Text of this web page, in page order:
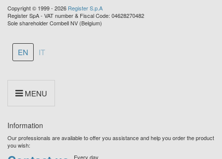
Copyright © 1999 - 2026 Register S.p.A
Register SpA - VAT number & Fiscal Code: 04628270482
Sole shareholder Combell NV (Belgium)
EN IT
MENU
Information
Our professionals are available to offer you assistance and help you order the product
you wish:
Every day